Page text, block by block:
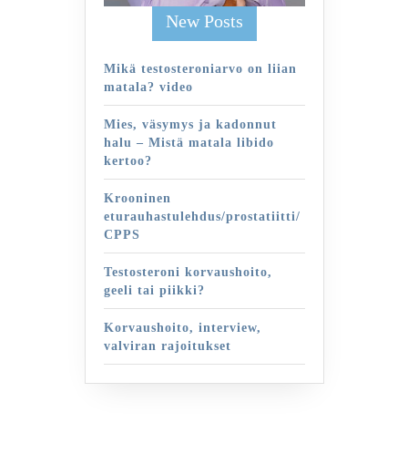
New Posts
Mikä testosteroniarvo on liian
matala? video
Mies, väsymys ja kadonnut
halu – Mistä matala libido
kertoo?
Krooninen
eturauhastulehdus/prostatiitti/
CPPS
Testosteroni korvaushoito,
geeli tai piikki?
Korvaushoito, interview,
valviran rajoitukset